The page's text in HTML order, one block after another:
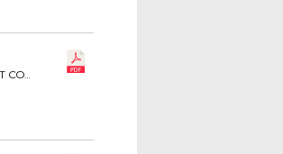
COMMISSION CHAMPIONNATS ET COUPES JEUNES